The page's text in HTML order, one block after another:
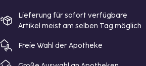
Lieferung für sofort verfügbare
Artikel meist am selben Tag möglich
Freie Wahl der Apotheke